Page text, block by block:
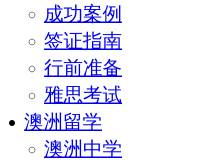
成功案例
签证指南
行前准备
雅思考试
澳洲留学
澳洲中学